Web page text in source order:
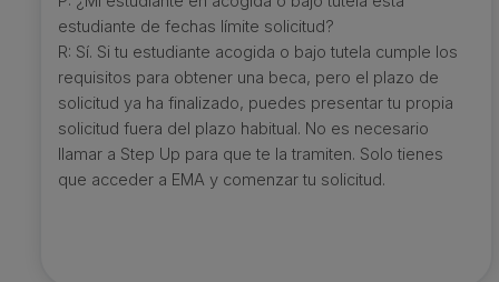
estudiante de fechas límite solicitud?
R: Sí. Si tu estudiante acogida o bajo tutela cumple los
requisitos para obtener una beca, pero el plazo de
solicitud ya ha finalizado, puedes presentar tu propia
solicitud fuera del plazo habitual. No es necesario
llamar a Step Up para que te la tramiten. Solo tienes
que acceder a EMA y comenzar tu solicitud.